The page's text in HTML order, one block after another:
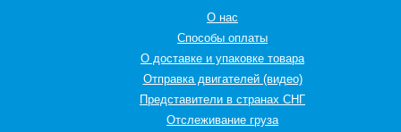
О нас
Способы оплаты
О доставке и упаковке товара
Отправка двигателей (видео)
Представители в странах СНГ
Oтслеживание груза